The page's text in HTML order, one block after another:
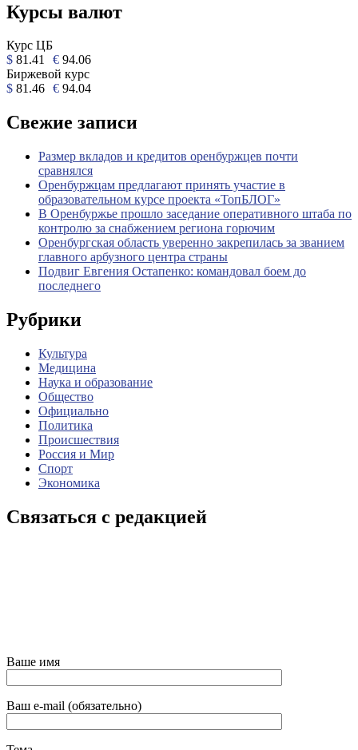
Курсы валют
Курс ЦБ
$ 81.41 € 94.06
Биржевой курс
$ 81.46 € 94.04
Свежие записи
Размер вкладов и кредитов оренбуржцев почти
сравнялся
Оренбуржцам предлагают принять участие в
образовательном курсе проекта «ТопБЛОГ»
В Оренбуржье прошло заседание оперативного штаба по
контролю за снабжением региона горючим
Оренбургская область уверенно закрепилась за званием
главного арбузного центра страны
Подвиг Евгения Остапенко: командовал боем до
последнего
Рубрики
Культура
Медицина
Наука и образование
Общество
Официально
Политика
Происшествия
Россия и Мир
Спорт
Экономика
Связаться с редакцией
Ваше имя
Ваш e-mail (обязательно)